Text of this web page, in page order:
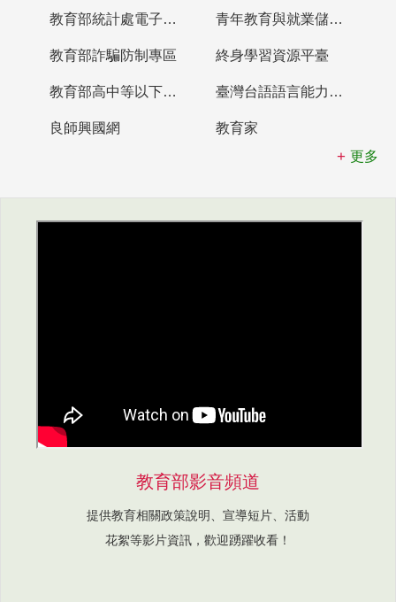
教育部統計處電子書櫃 青年教育與就業儲蓄帳戶
教育部詐騙防制專區 終身學習資源平臺
教育部高中等以下學校及幼兒園教師資格檢定考試 臺灣台語語言能力認證網站
良師興國網
教育家
更多
教育部影音頻道
提供教育相關政策說明、宣導短片、活動
花絮等影片資訊，歡迎踴躍收看！